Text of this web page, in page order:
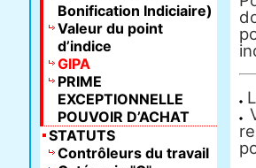
Bonification Indiciaire)
Valeur du point
d’indice
GIPA
PRIME
EXCEPTIONNELLE
POUVOIR D’ACHAT
STATUTS
Contrôleurs du travail